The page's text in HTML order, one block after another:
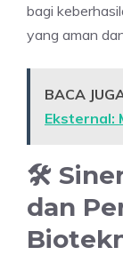
bagi
yang aman
BACA
Eksternal:
🛠️
dan